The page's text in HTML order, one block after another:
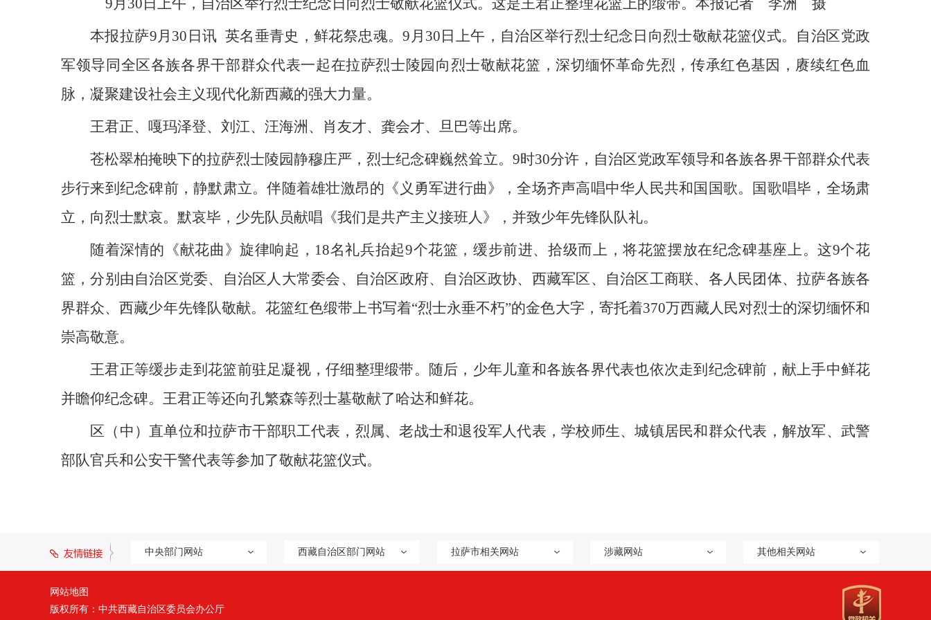
9月30日上午，自治区举行烈士纪念日向烈士敬献花篮仪式。这是王君正整理花篮上的缎带。本报记者 李洲 摄
本报拉萨9月30日讯 英名垂青史，鲜花祭忠魂。9月30日上午，自治区举行烈士纪念日向烈士敬献花篮仪式。自治区党政
军领导同全区各族各界干部群众代表一起在拉萨烈士陵园向烈士敬献花篮，深切缅怀革命先烈，传承红色基因，赓续红色血
脉，凝聚建设社会主义现代化新西藏的强大力量。
王君正、嘎玛泽登、刘江、汪海洲、肖友才、龚会才、旦巴等出席。
苍松翠柏掩映下的拉萨烈士陵园静穆庄严，烈士纪念碑巍然耸立。9时30分许，自治区党政军领导和各族各界干部群众代表
步行来到纪念碑前，静默肃立。伴随着雄壮激昂的《义勇军进行曲》，全场齐声高唱中华人民共和国国歌。国歌唱毕，全场肃
立，向烈士默哀。默哀毕，少先队员献唱《我们是共产主义接班人》，并致少年先锋队队礼。
随着深情的《献花曲》旋律响起，18名礼兵抬起9个花篮，缓步前进、拾级而上，将花篮摆放在纪念碑基座上。这9个花
篮，分别由自治区党委、自治区人大常委会、自治区政府、自治区政协、西藏军区、自治区工商联、各人民团体、拉萨各族各
界群众、西藏少年先锋队敬献。花篮红色缎带上书写着“烈士永垂不朽”的金色大字，寄托着370万西藏人民对烈士的深切缅怀和
崇高敬意。
王君正等缓步走到花篮前驻足凝视，仔细整理缎带。随后，少年儿童和各族各界代表也依次走到纪念碑前，献上手中鲜花
并瞻仰纪念碑。王君正等还向孔繁森等烈士墓敬献了哈达和鲜花。
区（中）直单位和拉萨市干部职工代表，烈属、老战士和退役军人代表，学校师生、城镇居民和群众代表，解放军、武警
部队官兵和公安干警代表等参加了敬献花篮仪式。
中央部门网站 西藏自治区部门网站 拉萨市相关网站 涉藏网站 其他相关网站
网站地图
版权所有：中共西藏自治区委员会办公厅